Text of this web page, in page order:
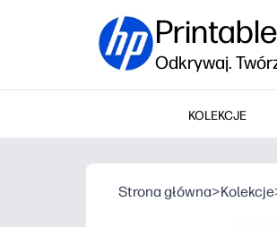
Odkrywaj.
KOLEKCJE
Strona główna>Kolekcje